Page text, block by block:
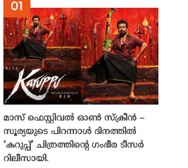
മാസ് ഫെസ്റ്റിവൽ ഓൺ സ്‌ക്രീൻ –
സൂര്യയുടെ പിറന്നാൾ ദിനത്തിൽ
‘കറുപ്പ്’ ചിത്രത്തിന്റെ ഗംഭീര ടീസർ
റിലീസായി.